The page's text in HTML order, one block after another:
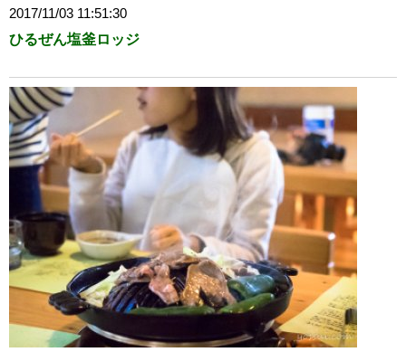
2017/11/03 11:51:30
ひるぜん塩釜ロッジ